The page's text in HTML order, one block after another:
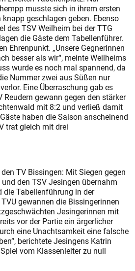
musste sich in ihrem ersten
geschlagen geben. Ebenso
des TSV Weilheim bei der TTG
die Gäste dem Tabellenführer.
Ehrenpunkt. „Unsere Gegnerinnen
besser als wir“, meinte Weilheims
wurde es noch mal spannend, da
Nummer zwei aus Süßen nur
Eine Überraschung gab es
Reudern gewann gegen den stärker
mit 8:2 und verließ damit
haben die Saison anscheinend
trat gleich mit drei
TV Bissingen: Mit Siegen gegen
den TSV Jesingen übernahm
die Tabellenführung in der
gewannen die Bissingerinnen
Jesingerinnen mit
vor der Partie ein ärgerlicher
eine Unachtsamkeit eine falsche
berichtete Jesingens Katrin
vom Klassenleiter zu null